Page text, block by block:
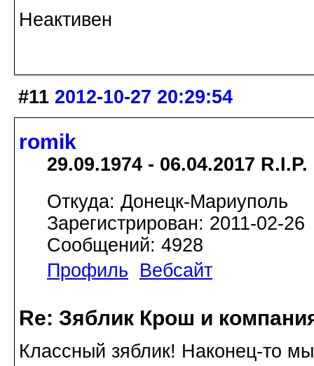
Неактивен
#11 2012-10-27 20:29:54
romik
29.09.1974 - 06.04.2017 R.I.P.
Откуда: Донецк-Мариуполь
Зарегистрирован: 2011-02-26
Сообщений: 4928
Профиль
Вебсайт
Re: Зяблик Крош и
Классный зяблик! Наконец-то